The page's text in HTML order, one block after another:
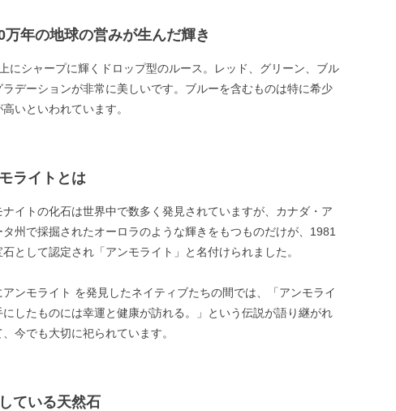
万年の地球の営みが生んだ輝き
にシャープに輝くドロップ型のルース。レッド、グリーン、ブル
ラデーションが非常に美しいです。ブルーを含むものは特に希少
いといわれています。
ライトとは
ナイトの化石は世界中で数多く発見されていますが、カナダ・ア
タ州で採掘されたオーロラのような輝きをもつものだけが、1981
として認定され「アンモライト」と名付けられました。
アンモライト を発見したネイティブたちの間では、「アンモライ
にしたものには幸運と健康が訪れる。」という伝説が語り継がれ
、今でも大切に祀られています。
ている天然石